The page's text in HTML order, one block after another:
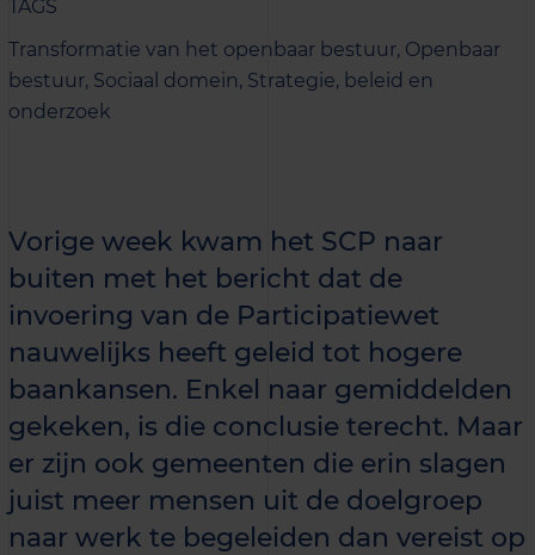
TAGS
Transformatie van het openbaar bestuur, Openbaar
bestuur, Sociaal domein, Strategie, beleid en
onderzoek
Vorige week kwam het SCP naar
buiten met het bericht dat de
invoering van de Participatiewet
nauwelijks heeft geleid tot hogere
baankansen. Enkel naar gemiddelden
gekeken, is die conclusie terecht. Maar
er zijn ook gemeenten die erin slagen
juist meer mensen uit de doelgroep
naar werk te begeleiden dan vereist op